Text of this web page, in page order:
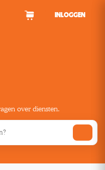
INLOGGEN
over diensten.